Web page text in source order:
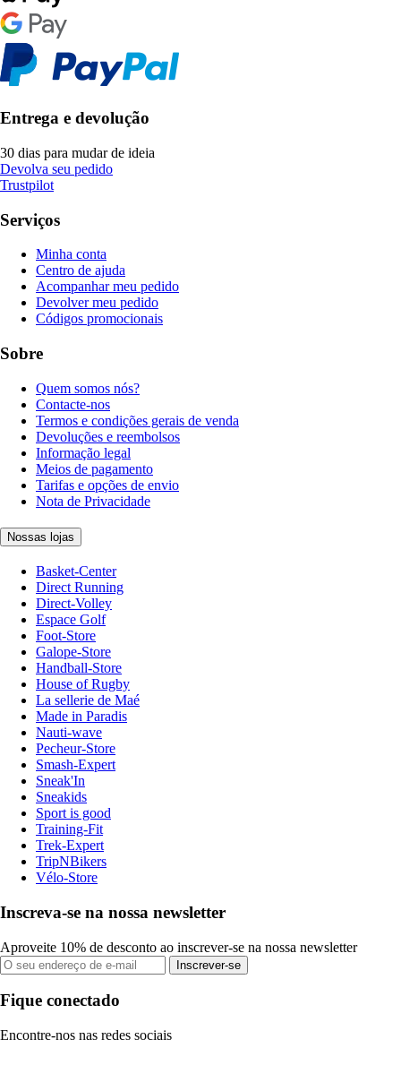
Entrega e devolução
30 dias para mudar de ideia
Devolva seu pedido
Trustpilot
Serviços
Minha conta
Centro de ajuda
Acompanhar meu pedido
Devolver meu pedido
Códigos promocionais
Sobre
Quem somos nós?
Contacte-nos
Termos e condições gerais de venda
Devoluções e reembolsos
Informação legal
Meios de pagamento
Tarifas e opções de envio
Nota de Privacidade
Nossas lojas
Basket-Center
Direct Running
Direct-Volley
Espace Golf
Foot-Store
Galope-Store
Handball-Store
House of Rugby
La sellerie de Maé
Made in Paradis
Nauti-wave
Pecheur-Store
Smash-Expert
Sneak'In
Sneakids
Sport is good
Training-Fit
Trek-Expert
TripNBikers
Vélo-Store
Inscreva-se na nossa newsletter
Aproveite 10% de desconto ao inscrever-se na nossa newsletter
Inscrever-se
Fique conectado
Encontre-nos nas redes sociais